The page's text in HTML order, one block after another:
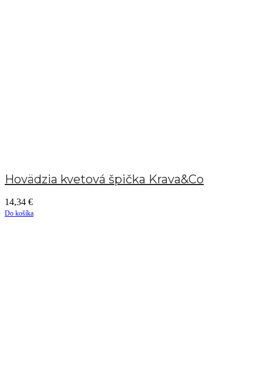
Hovädzia kvetová špička Krava&Co
14,34 €
Do košíka